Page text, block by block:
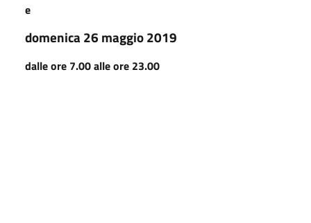
e
domenica 26 maggio 2019
dalle ore 7.00 alle ore 23.00